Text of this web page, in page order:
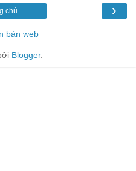
›
chủ
bản web
Blogger.